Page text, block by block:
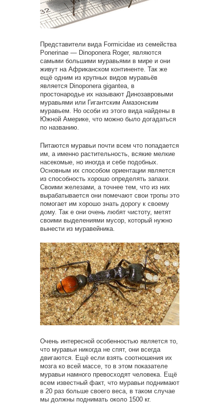
Представители вида Formicidae из семейства
Ponerinae — Dinoponera Roger, являются
самыми большими муравьями в мире и они
живут на Африканском континенте. Так же
ещё одним из крупных видов муравьёв
является Dinoponera gigantea, в
простонародье их называют Динозавровыми
муравьями или Гигантским Амазонским
муравьем. Но особи из этого вида найдены в
Южной Америке, что можно было догадаться
по названию.
Питаются муравьи почти всем что попадается
им, а именно растительность, всякие мелкие
насекомые, но иногда и себе подобных.
Основным их способом ориентации является
из способность хорошо определять запахи.
Своими железами, а точнее тем, что из них
вырабатывается они помечают свои тропы это
помогает им хорошо знать дорогу к своему
дому. Так е они очень любят чистоту, метят
своими выделениями мусор, который нужно
вынести из муравейника.
Очень интересной особенностью является то,
что муравьи никогда не спят, они всегда
двигаются. Ещё если взять соотношения их
мозга ко всей массе, то в этом показателе
муравьи намного превосходят человека. Ещё
всем известный факт, что муравьи поднимают
в 20 раз больше своего веса, в таком случае
мы должны поднимать около 1500 кг.